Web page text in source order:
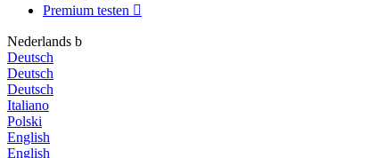
Premium testen 
Nederlands b
Deutsch
Deutsch
Deutsch
Italiano
Polski
English
English